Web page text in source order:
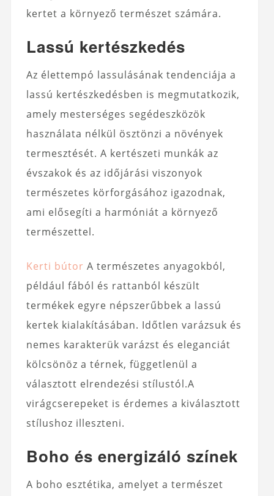
kertet a környező természet számára.
Lassú kertészkedés
Az élettempó lassulásának tendenciája a
lassú kertészkedésben is megmutatkozik,
amely mesterséges segédeszközök
használata nélkül ösztönzi a növények
termesztését. A kertészeti munkák az
évszakok és az időjárási viszonyok
természetes körforgásához igazodnak,
ami elősegíti a harmóniát a környező
természettel.
Kerti bútor A természetes anyagokból,
például fából és rattanból készült
termékek egyre népszerűbbek a lassú
kertek kialakításában. Időtlen varázsuk és
nemes karakterük varázst és eleganciát
kölcsönöz a térnek, függetlenül a
választott elrendezési stílustól.A
virágcserepeket is érdemes a kiválasztott
stílushoz illeszteni.
Boho és energizáló színek
A boho esztétika, amelyet a természet